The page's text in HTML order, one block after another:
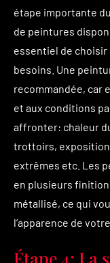
étape importante
de peintures
essentiel de choisir
besoins. Une
recommandée, car
et aux conditions
affronter: chaleur
trottoirs,
extrêmes etc. Les
en plusieurs
métallisé, ce qui
l’apparence de
Étape 4: La